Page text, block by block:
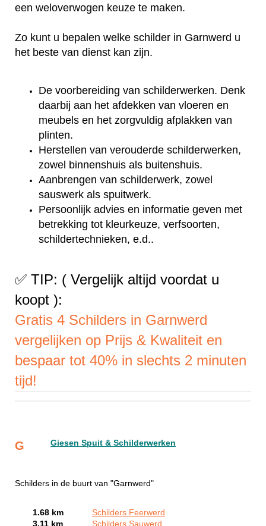
een weloverwogen keuze te maken.
Zo kunt u bepalen welke schilder in Garnwerd u
het beste van dienst kan zijn.
De voorbereiding van schilderwerken. Denk
daarbij aan het afdekken van vloeren en
meubels en het zorgvuldig afplakken van
plinten.
Herstellen van verouderde schilderwerken,
zowel binnenshuis als buitenshuis.
Aanbrengen van schilderwerk, zowel
sauswerk als spuitwerk.
Persoonlijk advies en informatie geven met
betrekking tot kleurkeuze, verfsoorten,
schildertechnieken, e.d..
✅ TIP: ( Vergelijk altijd voordat u
koopt ):
Gratis 4 Schilders in Garnwerd
vergelijken op Prijs & Kwaliteit en
bespaar tot 40% in slechts 2 minuten
tijd!
G Giesen Spuit & Schilderwerken
Schilders in de buurt van "Garnwerd"
1.68 km
Schilders Feerwerd
3.11 km
Schilders Sauwerd